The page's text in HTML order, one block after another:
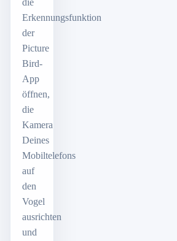
Erkennungsfunktion
der
Picture
Bird-
App
öffnen,
die
Kamera
Deines
Mobiltelefons
auf
den
Vogel
ausrichten
und